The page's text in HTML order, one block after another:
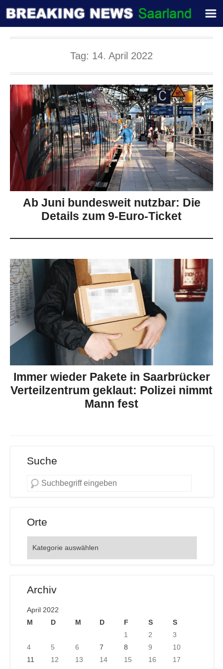
Tag: 14. April 2022
Ab Juni bundesweit nutzbar: Die
Details zum 9-Euro-Ticket
Immer wieder Pakete in Saarbrücker
Verteilzentrum geklaut: Polizei nimmt
Mann fest
Suche
Orte
Archiv
April 2022
M
D M D F S
S
1
2
3
4
5 6 7 8 9
10
11
12 13 14 15 16
17